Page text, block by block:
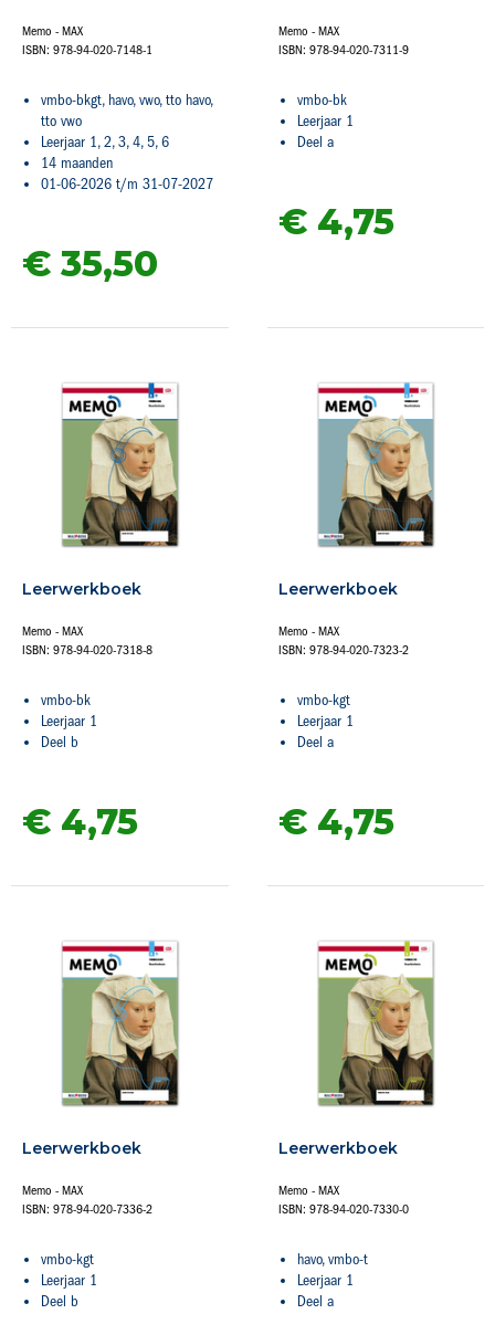
Memo - MAX
ISBN: 978-94-020-7148-1
vmbo-bkgt, havo, vwo, tto havo,
tto vwo
Leerjaar 1, 2, 3, 4, 5, 6
14 maanden
01-06-2026 t/m 31-07-2027
€ 35,50
Memo - MAX
ISBN: 978-94-020-7311-9
vmbo-bk
Leerjaar 1
Deel a
€ 4,75
Leerwerkboek
Memo - MAX
ISBN: 978-94-020-7318-8
vmbo-bk
Leerjaar 1
Deel b
€ 4,75
Leerwerkboek
Memo - MAX
ISBN: 978-94-020-7323-2
vmbo-kgt
Leerjaar 1
Deel a
€ 4,75
Leerwerkboek
Memo - MAX
ISBN: 978-94-020-7336-2
vmbo-kgt
Leerjaar 1
Deel b
Leerwerkboek
Memo - MAX
ISBN: 978-94-020-7330-0
havo, vmbo-t
Leerjaar 1
Deel a